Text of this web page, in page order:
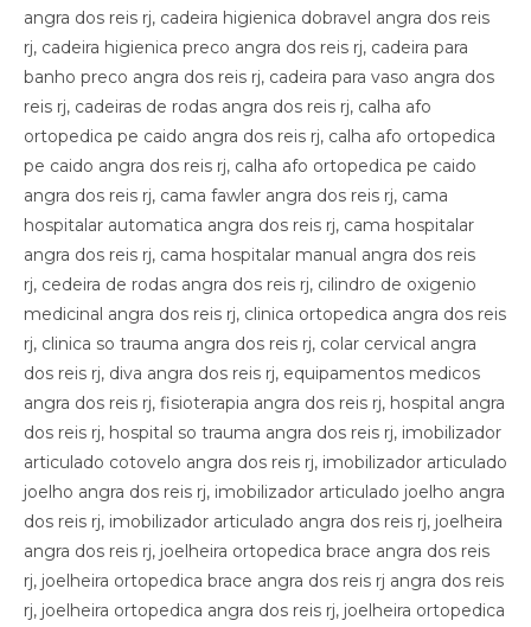
angra dos reis rj, cadeira higienica dobravel angra dos reis
rj, cadeira higienica preco angra dos reis rj, cadeira para
banho preco angra dos reis rj, cadeira para vaso angra dos
reis rj, cadeiras de rodas angra dos reis rj, calha afo
ortopedica pe caido angra dos reis rj, calha afo ortopedica
pe caido angra dos reis rj, calha afo ortopedica pe caido
angra dos reis rj, cama fawler angra dos reis rj, cama
hospitalar automatica angra dos reis rj, cama hospitalar
angra dos reis rj, cama hospitalar manual angra dos reis
rj, cedeira de rodas angra dos reis rj, cilindro de oxigenio
medicinal angra dos reis rj, clinica ortopedica angra dos reis
rj, clinica so trauma angra dos reis rj, colar cervical angra
dos reis rj, diva angra dos reis rj, equipamentos medicos
angra dos reis rj, fisioterapia angra dos reis rj, hospital angra
dos reis rj, hospital so trauma angra dos reis rj, imobilizador
articulado cotovelo angra dos reis rj, imobilizador articulado
joelho angra dos reis rj, imobilizador articulado joelho angra
dos reis rj, imobilizador articulado angra dos reis rj, joelheira
angra dos reis rj, joelheira ortopedica brace angra dos reis
rj, joelheira ortopedica brace angra dos reis rj angra dos reis
rj, joelheira ortopedica angra dos reis rj, joelheira ortopedica